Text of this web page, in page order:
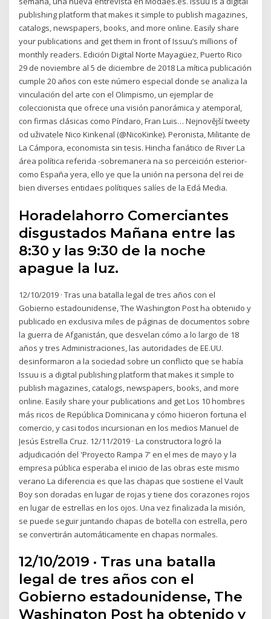
publishing platform that makes it simple to publish magazines,
catalogs, newspapers, books, and more online. Easily share
your publications and get them in front of Issuu’s millions of
monthly readers. Edición Digital Norte Mayagüez, Puerto Rico
29 de noviembre al 5 de diciembre de 2018 La mítica publicación
cumple 20 años con este número especial donde se analiza la
vinculación del arte con el Olimpismo, un ejemplar de
coleccionista que ofrece una visión panorámica y atemporal,
con firmas clásicas como Píndaro, Fran Luis… Nejnovější tweety
od uživatele Nico Kinkenal (@NicoKinke). Peronista, Militante de
La Cámpora, economista sin tesis. Hincha fanático de River La
área política referida -sobremanera na so perceición esterior-
como España yera, ello ye que la unión na persona del rei de
bien diverses entidaes polítiques salíes de la Edá Media.
Horadelahorro Comerciantes
disgustados Mañana entre las
8:30 y las 9:30 de la noche
apague la luz.
12/10/2019 · Tras una batalla legal de tres años con el
Gobierno estadounidense, The Washington Post ha obtenido y
publicado en exclusiva miles de páginas de documentos sobre
la guerra de Afganistán, que desvelan cómo a lo largo de 18
años y tres Administraciones, las autoridades de EE.UU.
desinformaron a la sociedad sobre un conflicto que se había
Issuu is a digital publishing platform that makes it simple to
publish magazines, catalogs, newspapers, books, and more
online. Easily share your publications and get Los 10 hombres
más ricos de República Dominicana y cómo hicieron fortuna el
comercio, y casi todos incursionan en los medios Manuel de
Jesús Estrella Cruz. 12/11/2019 · La constructora logró la
adjudicación del 'Proyecto Rampa 7' en el mes de mayo y la
empresa pública esperaba el inicio de las obras este mismo
verano La diferencia es que las chapas que sostiene el Vault
Boy son doradas en lugar de rojas y tiene dos corazones rojos
en lugar de estrellas en los ojos. Una vez finalizada la misión,
se puede seguir juntando chapas de botella con estrella, pero
se convertirán automáticamente en chapas normales.
12/10/2019 · Tras una batalla
legal de tres años con el
Gobierno estadounidense, The
Washington Post ha obtenido y